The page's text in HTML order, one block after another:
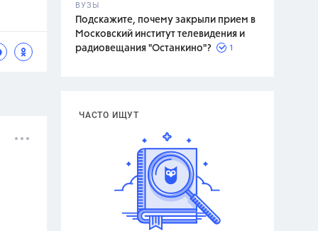
ВУЗЫ
Подскажите, почему закрыли прием в
Московский институт телевидения и
радиовещания "Останкино"?
1
ЧАСТО ИЩУТ